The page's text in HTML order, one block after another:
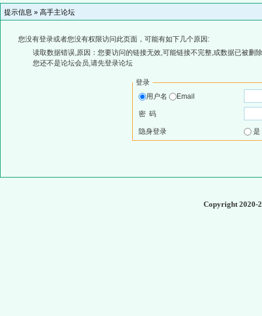
提示信息 » 高手主论坛
您没有登录或者您没有权限访问此页面，可能有如下几个原因:
读取数据错误,原因：您要访问的链接无效,可能链接不完整,或数据已被删
您还不是论坛会员,请先登录论坛
登录
用户名
Email
密 码
隐身登录
Copyright 2020-